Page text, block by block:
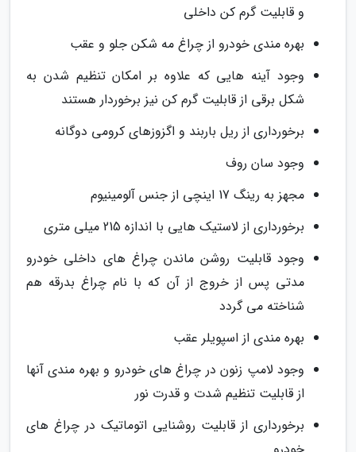
و قابلیت گرم کن داخلی
بهره مندی خودرو از چراغ مه شکن جلو و عقب
وجود آینه هایی که علاوه بر امکان تنظیم شدن به
شکل برقی از قابلیت گرم کن نیز برخوردار هستند
برخورداری از ریل باربند و اگزوزهای کرومی دوگانه
وجود سان روف
مجهز به رینگ 17 اینچی از جنس آلومینیوم
برخورداری از لاستیک هایی با اندازه 215 میلی متری
وجود قابلیت روشن ماندن چراغ های داخلی خودرو
مدتی پس از خروج از آن که با نام چراغ بدرقه هم
شناخته می گردد
بهره مندی از اسپویلر عقب
وجود لامپ زنون در چراغ های خودرو و بهره مندی آنها
از قابلیت تنظیم شدت و قدرت نور
برخورداری از قابلیت روشنایی اتوماتیک در چراغ های